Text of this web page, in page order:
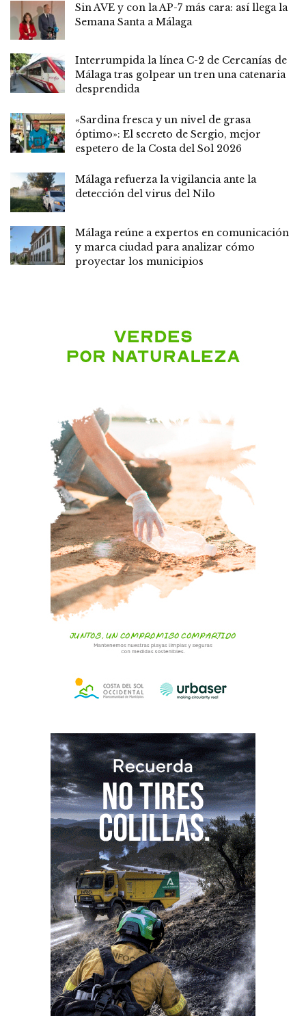
Sin AVE y con la AP-7 más cara: así llega la
Semana Santa a Málaga
Interrumpida la línea C-2 de Cercanías de
Málaga tras golpear un tren una catenaria
desprendida
«Sardina fresca y un nivel de grasa
óptimo»: El secreto de Sergio, mejor
espetero de la Costa del Sol 2026
Málaga refuerza la vigilancia ante la
detección del virus del Nilo
Málaga reúne a expertos en comunicación
y marca ciudad para analizar cómo
proyectar los municipios